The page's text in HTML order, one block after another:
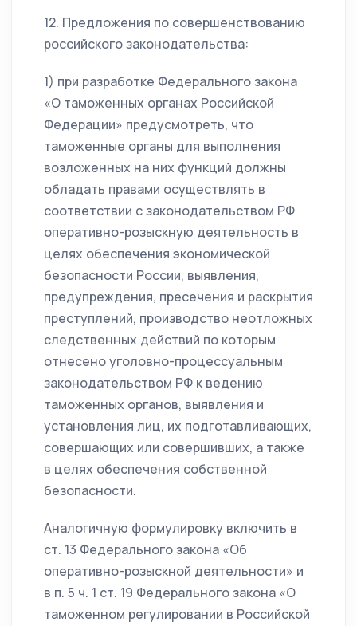
12. Предложения по совершенствованию
российского законодательства:
1) при разработке Федерального закона
«О таможенных органах Российской
Федерации» предусмотреть, что
таможенные органы для выполнения
возложенных на них функций должны
обладать правами осуществлять в
соответствии с законодательством РФ
оперативно-розыскную деятельность в
целях обеспечения экономической
безопасности России, выявления,
предупреждения, пресечения и раскрытия
преступлений, производство неотложных
следственных действий по которым
отнесено уголовно-процессуальным
законодательством РФ к ведению
таможенных органов, выявления и
установления лиц, их подготавливающих,
совершающих или совершивших, а также
в целях обеспечения собственной
безопасности.
Аналогичную формулировку включить в
ст. 13 Федерального закона «Об
оперативно-розыскной деятельности» и
в п. 5 ч. 1 ст. 19 Федерального закона «О
таможенном регулировании в Российской